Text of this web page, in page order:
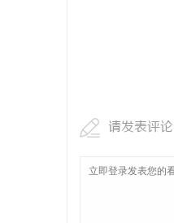
请发表评论